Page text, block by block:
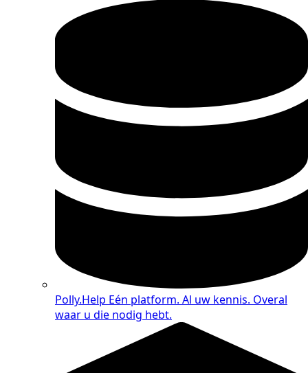
Polly.Help Eén platform. Al uw kennis. Overal
waar u die nodig hebt.